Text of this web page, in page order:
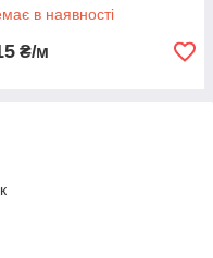
в наявності
₴/м